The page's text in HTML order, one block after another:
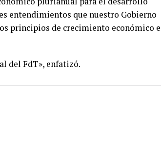
entendimientos que nuestro Gobierno
principios de crecimiento económico e
del FdT», enfatizó.